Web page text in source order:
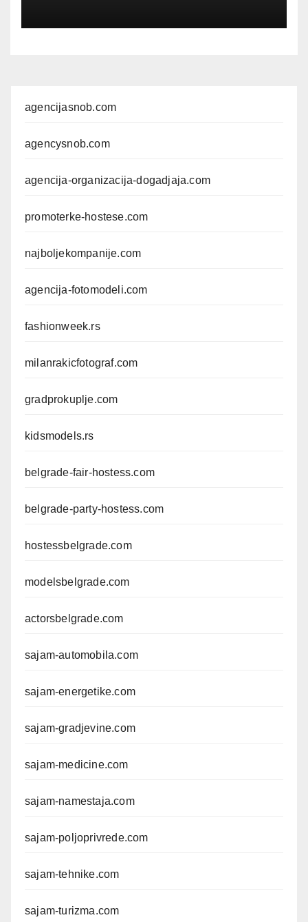
agencijasnob.com
agencysnob.com
agencija-organizacija-dogadjaja.com
promoterke-hostese.com
najboljekompanije.com
agencija-fotomodeli.com
fashionweek.rs
milanrakicfotograf.com
gradprokuplje.com
kidsmodels.rs
belgrade-fair-hostess.com
belgrade-party-hostess.com
hostessbelgrade.com
modelsbelgrade.com
actorsbelgrade.com
sajam-automobila.com
sajam-energetike.com
sajam-gradjevine.com
sajam-medicine.com
sajam-namestaja.com
sajam-poljoprivrede.com
sajam-tehnike.com
sajam-turizma.com